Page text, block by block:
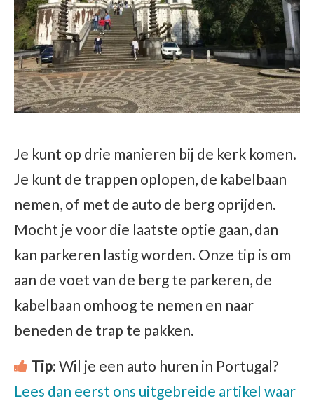
Je kunt op drie manieren bij de kerk komen.
Je kunt de trappen oplopen, de kabelbaan
nemen, of met de auto de berg oprijden.
Mocht je voor die laatste optie gaan, dan
kan parkeren lastig worden. Onze tip is om
aan de voet van de berg te parkeren, de
kabelbaan omhoog te nemen en naar
beneden de trap te pakken.
Tip: Wil je een auto huren in Portugal?
Lees dan eerst ons uitgebreide artikel waar